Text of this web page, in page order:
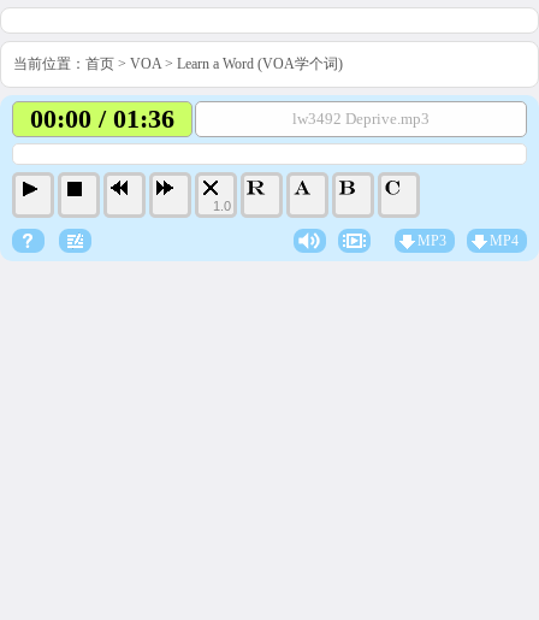
当前位置： 首页 > VOA> Learn a Word (VOA学个词)
00:00 / 01:36 lw3492 Deprive.mp3
1.0
MP3 MP4